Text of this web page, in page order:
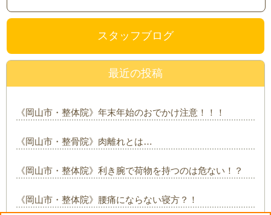
スタッフブログ
最近の投稿
《岡山市・整体院》年末年始のおでかけ注意！！！
《岡山市・整骨院》肉離れとは…
《岡山市・整体院》利き腕で荷物を持つのは危ない！？
《岡山市・整体院》腰痛にならない寝方？！